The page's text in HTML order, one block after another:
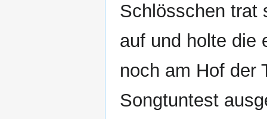
Schlösschen trat
auf und holte die
noch am Hof der
Songtuntest